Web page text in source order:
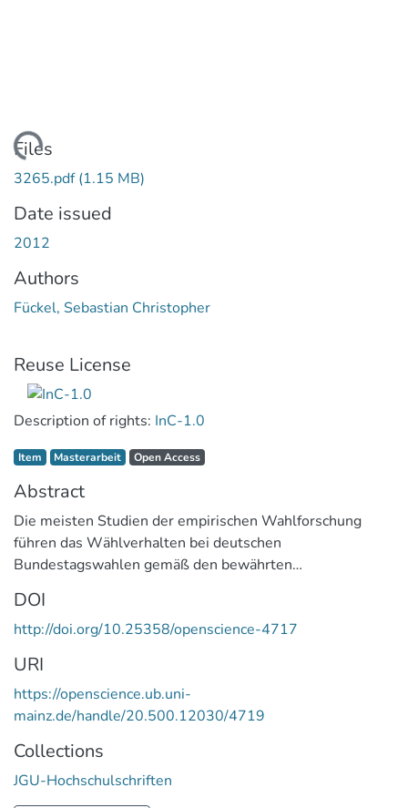
Loading...
Files
3265.pdf(1.15 MB)
Date issued
2012
Authors
Fückel, Sebastian Christopher
Reuse License
Description of rights: InC-1.0
Item type:
Item, Masterarbeit Access status:
Open Access,
Abstract
Die meisten Studien der empirischen Wahlforschung
führen das Wählverhalten bei deutschen
Bundestagswahlen gemäß den bewährten
Michigan School, …) auf Faktoren der Individualebene
zurück. Nur wenige analysieren darüber hinaus den
Einfluss räumlicher Kontextmerkmale. Diese Beiträge
gelangen zudem zu widersprüchlichen Befunden, z.B.
darüber, welcher Anteil der Gesamtvarianz überhaupt
durch Kontextfaktoren erklärt werden kann. Daher will
die vorliegende Arbeit klären, inwiefern die soziale
Komposition des räumlichen Kontexts über
individuelle Merkmale der Wähler hinaus ihre
DOI
http://doi.org/10.25358/openscience-4717
URI
https://openscience.ub.uni-
mainz.de/handle/20.500.12030/4719
Collections
JGU-Hochschulschriften